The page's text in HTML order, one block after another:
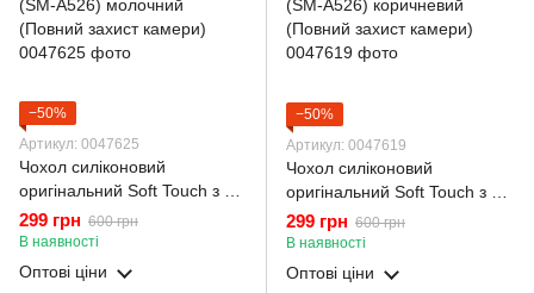
−50%
Артикул: 0047625
Чохол силіконовий
оригінальний Soft Touch з 3D
принтом мему сібу для
Samsung Galaxy A52 5G
(SM-A526) молочний
(Повний захист камери)
299 грн 600 грн
В наявності
Оптові ціни
−50%
Артикул: 0047619
Чохол силіконовий
оригінальний Soft Touch з 3D
принтом мему сібу для
Samsung Galaxy A52 5G
(SM-A526) коричневий
(Повний захист камери)
299 грн 600 грн
В наявності
Оптові ціни